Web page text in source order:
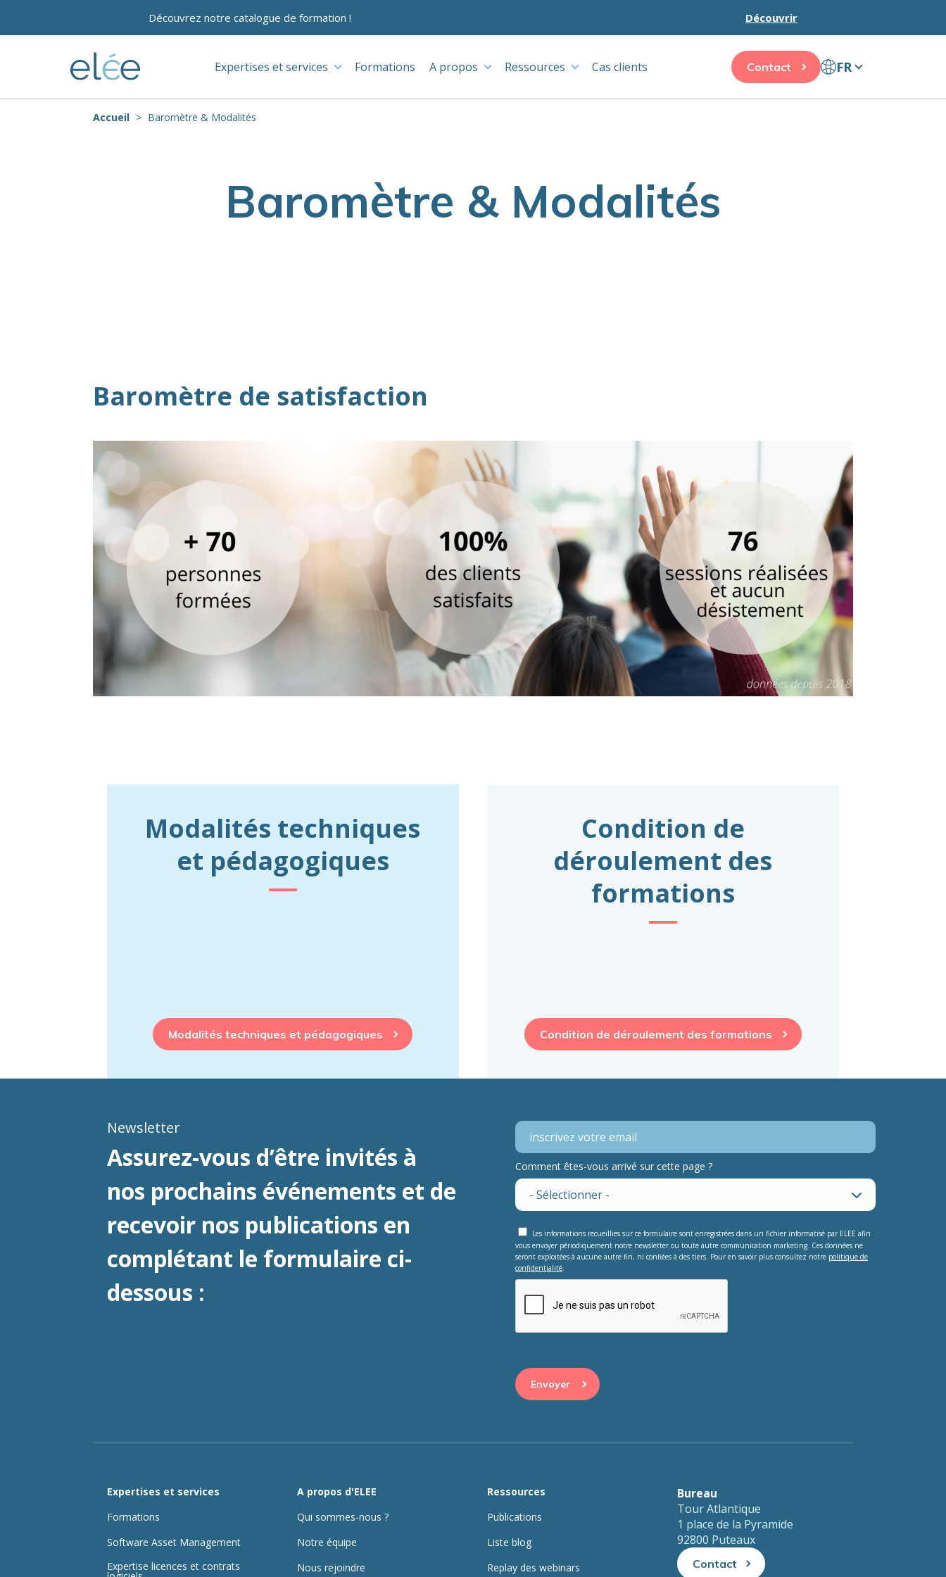
Découvrez notre catalogue de formation ! Découvrir
Expertises et services Formations A propos Ressources Cas clients Contact FR
Accueil Baromètre & Modalités
Baromètre & Modalités
Baromètre de satisfaction
Modalités techniques
et pédagogiques
Modalités techniques et pédagogiques
Condition de
déroulement des
formations
Condition de déroulement des formations
Newsletter
Assurez-vous d’être invités à
nos prochains événements et de
recevoir nos publications en
complétant le formulaire ci-
dessous :
Comment êtes-vous arrivé sur cette page ?
Les informations recueillies sur ce formulaire sont enregistrées dans un fichier informatisé par ELEE afin
vous envoyer périodiquement notre newsletter ou toute autre communication marketing. Ces données ne
seront exploitées à aucune autre fin, ni confiées à des tiers. Pour en savoir plus consultez notre politique de
confidentialité.
Expertises et services
Formations
Software Asset Management
Expertise licences et contrats
A propos d'ELEE
Qui sommes-nous ?
Notre équipe
Nous rejoindre
Ressources
Publications
Liste blog
Replay des webinars
Bureau
Tour Atlantique
1 place de la Pyramide
92800 Puteaux
Contact